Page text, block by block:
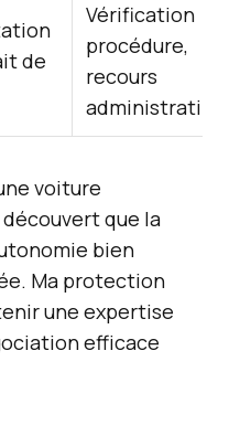
de
Vérification
procédure,
recours
administratif
voiture
découvert que la
bien
Ma protection
une expertise
efficace